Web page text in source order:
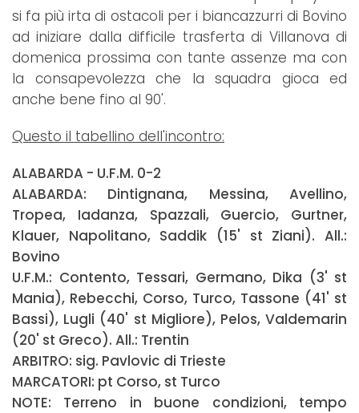
si fa più irta di ostacoli per i biancazzurri di Bovino
ad iniziare dalla difficile trasferta di Villanova di
domenica prossima con tante assenze ma con
la consapevolezza che la squadra gioca ed
anche bene fino al 90'.
Questo il tabellino dell'incontro:
ALABARDA - U.F.M. 0-2
ALABARDA: Dintignana, Messina, Avellino,
Tropea, Iadanza, Spazzali, Guercio, Gurtner,
Klauer, Napolitano, Saddik (15' st Ziani). All.:
Bovino
U.F.M.: Contento, Tessari, Germano, Dika (3' st
Mania), Rebecchi, Corso, Turco, Tassone (41' st
Bassi), Lugli (40' st Migliore), Pelos, Valdemarin
(20' st Greco). All.: Trentin
ARBITRO: sig. Pavlovic di Trieste
MARCATORI: pt Corso, st Turco
NOTE: Terreno in buone condizioni, tempo